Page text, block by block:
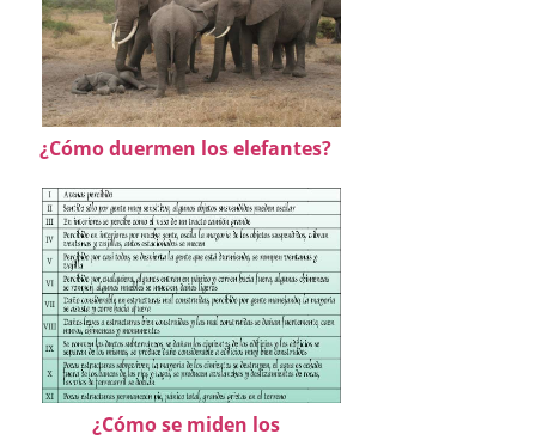
¿Cómo duermen los elefantes?
¿Cómo se miden los